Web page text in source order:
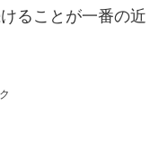
ることが一番の近